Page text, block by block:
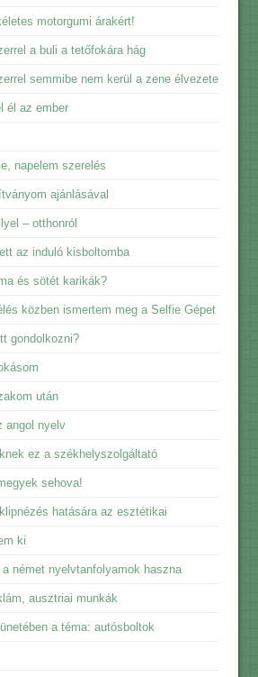
motorgumi árakért!
a buli a tetőfokára hág
semmibe nem kerül a zene élvezete
él az ember
napelem szerelés
ajánlásával
– otthonról
az induló kisboltomba
és sötét karikák?
közben ismertem meg a Selfie Gépet
gondolkozni?
után
angol nyelv
ez a székhelyszolgáltató
sehova!
hatására az esztétikai
ki
német nyelvtanfolyamok haszna
ausztriai munkák
a téma: autósboltok